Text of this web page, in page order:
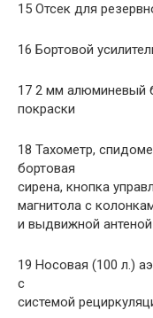
15 Отсек для
16 Бортовой
17 2 мм алюминевый
покраски
18 Тахометр,
бортовая
сирена, кнопка
магнитола с
и выдвижной антеной
19 Носовая (100 л.)
с
системой